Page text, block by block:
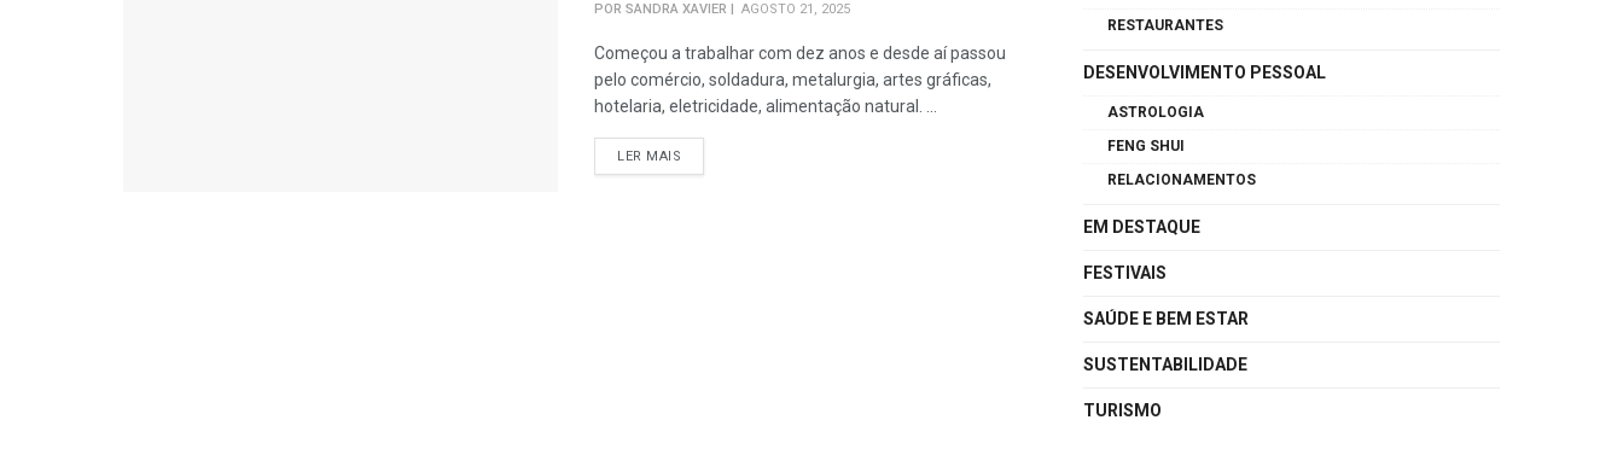
POR SANDRA XAVIER AGOSTO 21, 2025
Começou a trabalhar com dez anos e desde aí passou
pelo comércio, soldadura, metalurgia, artes gráficas,
hotelaria, eletricidade, alimentação natural. ...
LER MAIS
RESTAURANTES
DESENVOLVIMENTO PESSOAL
ASTROLOGIA
FENG SHUI
RELACIONAMENTOS
EM DESTAQUE
FESTIVAIS
SAÚDE E BEM ESTAR
SUSTENTABILIDADE
TURISMO